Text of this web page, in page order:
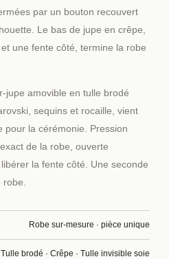
par un bouton recouvert
Le bas de jupe en crêpe,
une fente côté, termine la robe
jupe amovible en tulle brodé
sequins et rocaille, vient
pour la cérémonie. Pression
de la robe, ouverte
la fente côté. Une seconde
Robe sur-mesure · pièce unique
Tulle brodé · Crêpe · Tulle invisible soie